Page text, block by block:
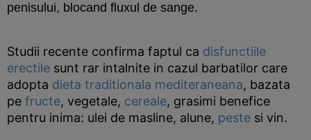
penisului, blocand fluxul de sange.
Studii recente confirma faptul ca disfunctiile
erectile sunt rar intalnite in cazul barbatilor care
adopta dieta traditionala mediteraneana, bazata
pe fructe, vegetale, cereale, grasimi benefice
pentru inima: ulei de masline, alune, peste si vin.